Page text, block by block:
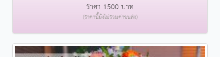
ราคา 1500 บาท
(ราคานี้ยังไม่รวมค่าขนส่ง)